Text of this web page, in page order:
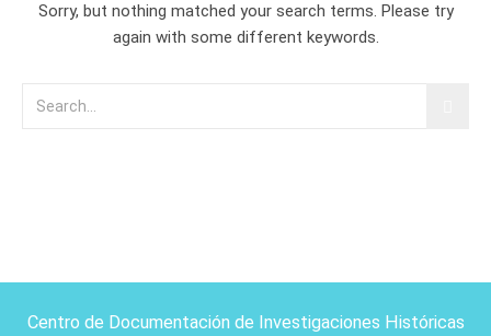
Sorry, but nothing matched your search terms. Please try
again with some different keywords.
Centro de Documentación de Investigaciones Históricas